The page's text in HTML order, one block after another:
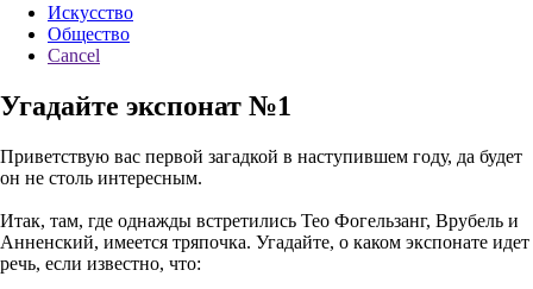
Искусство
Общество
Cancel
Угадайте экспонат №1
Приветствую вас первой загадкой в наступившем году, да будет
он не столь интересным.
Итак, там, где однажды встретились Тео Фогельзанг, Врубель и
Анненский, имеется тряпочка. Угадайте, о каком экспонате идет
речь, если известно, что: